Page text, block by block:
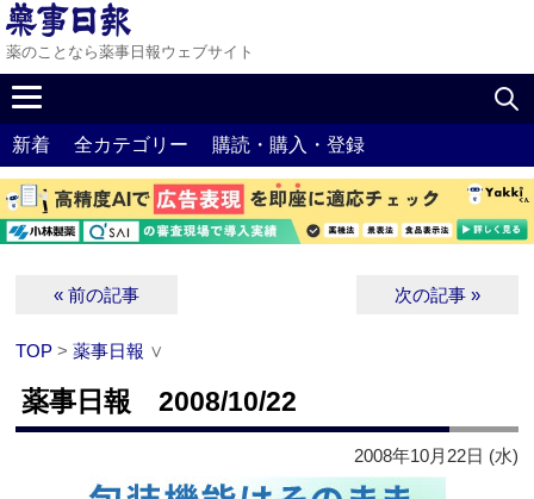
薬のことなら薬事日報ウェブサイト
新着 全カテゴリー 購読・購入・登録
« 前の記事 次の記事 »
TOP >薬事日報 ∨
薬事日報 2008/10/22
2008年10月22日 (水)